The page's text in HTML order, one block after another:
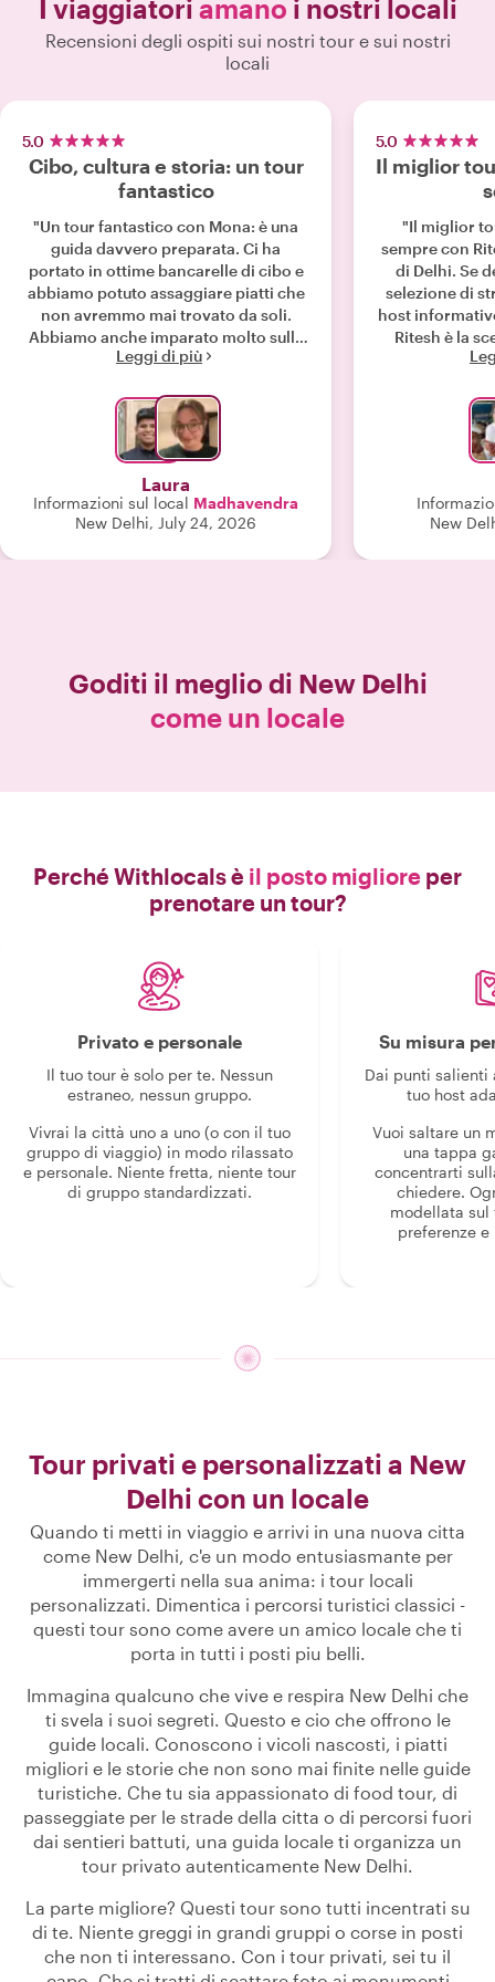
I viaggiatori amano i nostri locali
Recensioni degli ospiti sui nostri tour e sui nostri
locali
5.0
Cibo, cultura e storia: un tour
fantastico
"Un tour fantastico con Mona: è una
guida davvero preparata. Ci ha
portato in ottime bancarelle di cibo e
abbiamo potuto assaggiare piatti che
non avremmo mai trovato da soli.
Abbiamo anche imparato molto sulla
storia e sulla cultura della Vecchia
Consigliamo vivamente questa
esperienza."
Leggi di più
Laura
Informazioni sul local Madhavendra
New Delhi, July 24, 2026
5.0
Il miglior
"Il miglior
sempre con
di Delhi. Se
selezione di
host
Ritesh è la
affamati e
New
Goditi il meglio di New Delhi
come un locale
Perché Withlocals è il posto migliore per
prenotare un tour?
Privato e personale
Il tuo tour è solo per te. Nessun
estraneo, nessun gruppo.
Vivrai la città uno a uno (o con il tuo
gruppo di viaggio) in modo rilassato
e personale. Niente fretta, niente tour
di gruppo standardizzati.
Su misura
Dai punti salienti
tuo host
Vuoi saltare un
una tappa
concentrarti
chiedere.
modellata sul
preferenze
Tour privati e personalizzati a New
Delhi con un locale
Quando ti metti in viaggio e arrivi in una nuova citta
come New Delhi, c'e un modo entusiasmante per
immergerti nella sua anima: i tour locali
personalizzati. Dimentica i percorsi turistici classici -
questi tour sono come avere un amico locale che ti
porta in tutti i posti piu belli.
Immagina qualcuno che vive e respira New Delhi che
ti svela i suoi segreti. Questo e cio che offrono le
guide locali. Conoscono i vicoli nascosti, i piatti
migliori e le storie che non sono mai finite nelle guide
turistiche. Che tu sia appassionato di food tour, di
passeggiate per le strade della citta o di percorsi fuori
dai sentieri battuti, una guida locale ti organizza un
tour privato autenticamente New Delhi.
La parte migliore? Questi tour sono tutti incentrati su
di te. Niente greggi in grandi gruppi o corse in posti
che non ti interessano. Con i tour privati, sei tu il